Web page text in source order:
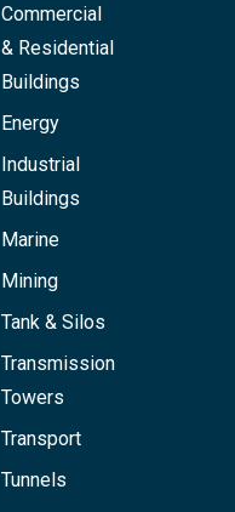
Commercial
& Residential
Buildings
Energy
Industrial
Buildings
Marine
Mining
Tank & Silos
Transmission
Towers
Transport
Tunnels